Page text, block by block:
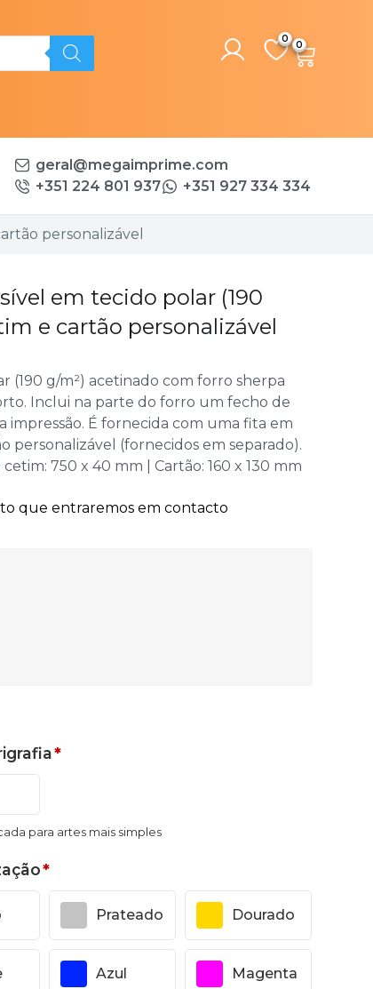
0
geral@megaimprime.com
+351 224 801 937
+351 927 334 334
personalizável
em tecido polar (190
e cartão personalizável
(190 g/m²) acetinado com forro sherpa
Inclui na parte do forro um fecho de
É fornecida com uma fita em
personalizável (fornecidos em separado).
750 x 40 mm | Cartão: 160 x 130 mm
*
para artes mais simples
*
Prateado Dourado
Azul Magenta